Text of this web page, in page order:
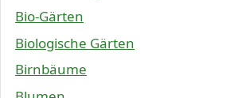
Bio-Gärten
Biologische Gärten
Birnbäume